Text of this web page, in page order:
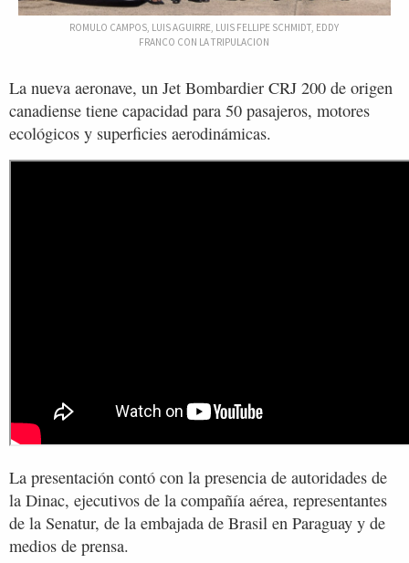
ROMULO CAMPOS, LUIS AGUIRRE, LUIS FELLIPE SCHMIDT, EDDY
FRANCO CON LA TRIPULACION
La nueva aeronave, un Jet Bombardier CRJ 200 de origen
canadiense tiene capacidad para 50 pasajeros, motores
ecológicos y superficies aerodinámicas.
La presentación contó con la presencia de autoridades de
la Dinac, ejecutivos de la compañía aérea, representantes
de la Senatur, de la embajada de Brasil en Paraguay y de
medios de prensa.